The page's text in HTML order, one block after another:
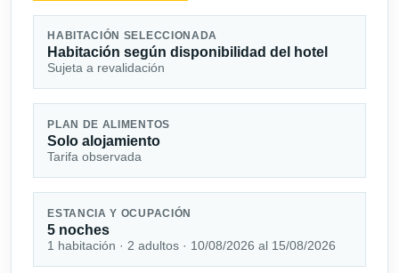
HABITACIÓN SELECCIONADA
Habitación según disponibilidad del hotel
Sujeta a revalidación
PLAN DE ALIMENTOS
Solo alojamiento
Tarifa observada
ESTANCIA Y OCUPACIÓN
5 noches
1 habitación · 2 adultos · 10/08/2026 al 15/08/2026